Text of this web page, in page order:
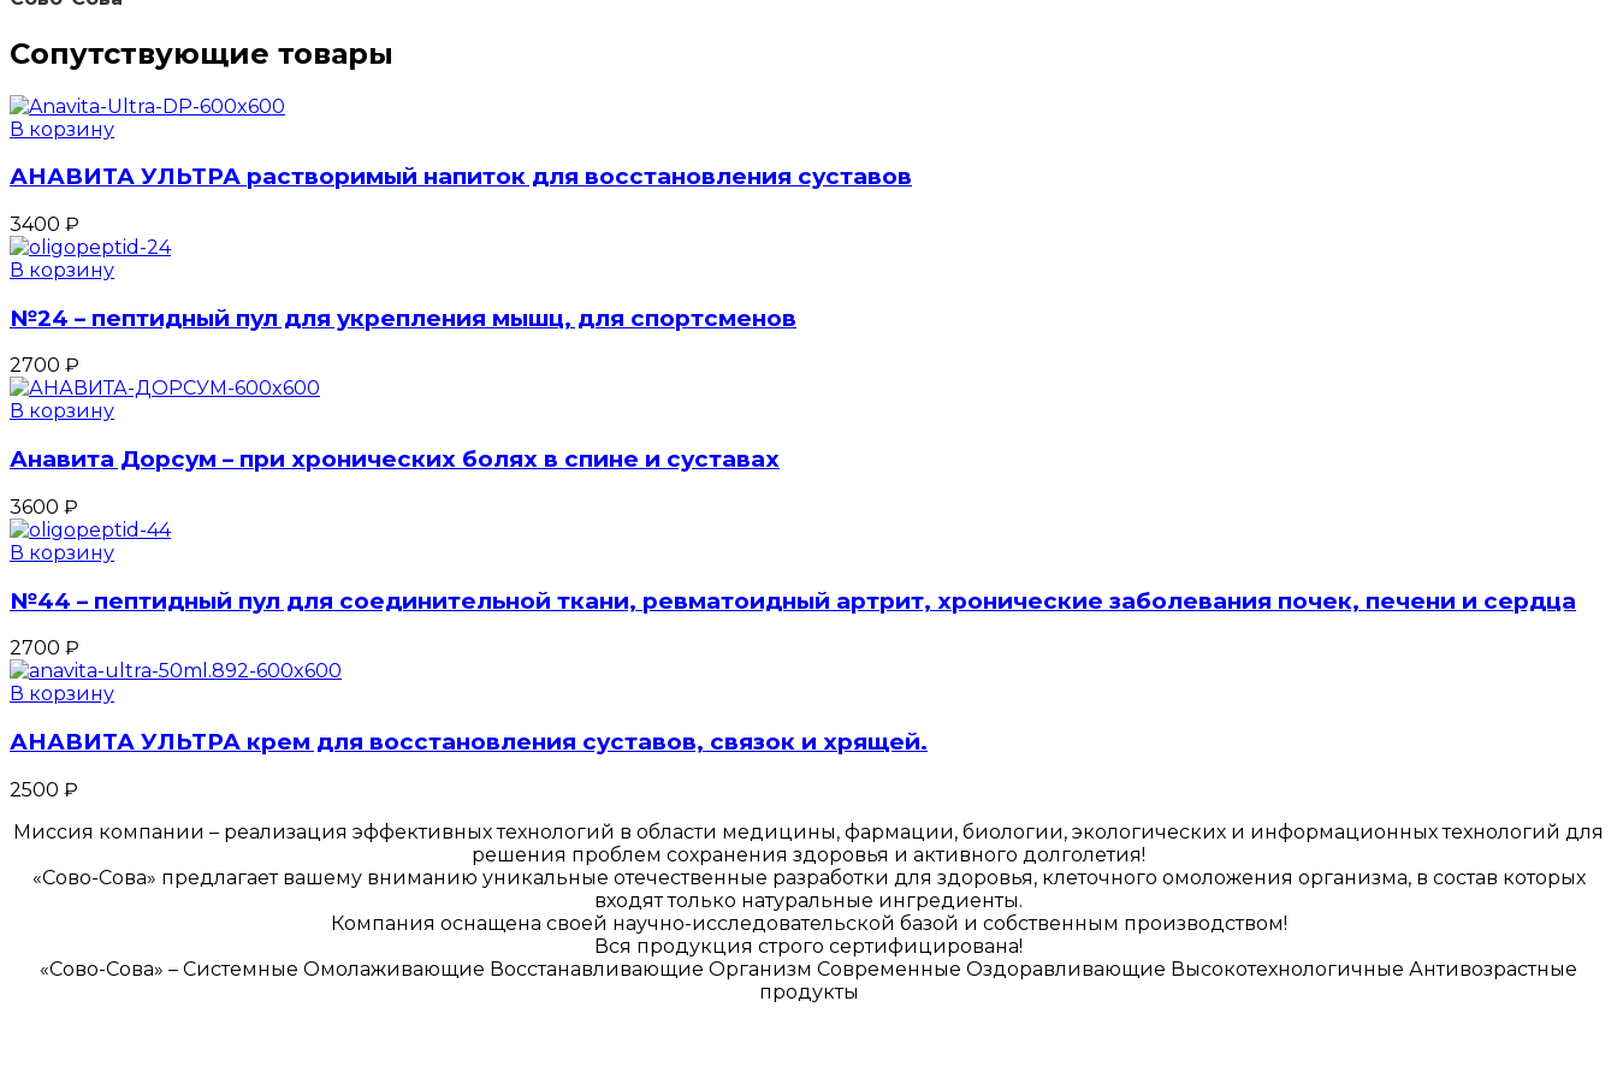
Сопутствующие товары
В корзину
АНАВИТА УЛЬТРА растворимый напиток для восстановления суставов
3400 ₽
В корзину
№24 – пептидный пул для укрепления мышц, для спортсменов
2700 ₽
В корзину
Анавита Дорсум – при хронических болях в спине и суставах
3600 ₽
В корзину
№44 – пептидный пул для соединительной ткани, ревматоидный артрит, хронические заболевания почек, печени и сердца
2700 ₽
В корзину
АНАВИТА УЛЬТРА крем для восстановления суставов, связок и хрящей.
2500 ₽
Миссия компании – реализация эффективных технологий в области медицины, фармации, биологии, экологических и информационных технологий для
решения проблем сохранения здоровья и активного долголетия!
«Сово-Сова» предлагает вашему вниманию уникальные отечественные разработки для здоровья, клеточного омоложения организма, в состав которых
входят только натуральные ингредиенты.
Компания оснащена своей научно-исследовательской базой и собственным производством!
Вся продукция строго сертифицирована!
«Сово-Сова» – Системные Омолаживающие Восстанавливающие Организм Современные Оздоравливающие Высокотехнологичные Антивозрастные
продукты